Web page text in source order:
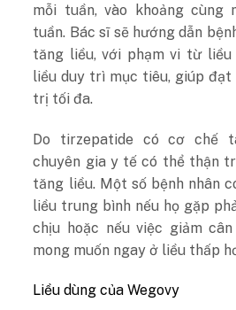
mỗi tuần, vào khoảng cùng
tuần. Bác sĩ sẽ hướng dẫn
tăng liều, với phạm vi từ
liều duy trì mục tiêu, giúp đạt
trị tối đa.
Do tirzepatide có cơ chế
chuyên gia y tế có thể thận
tăng liều. Một số bệnh nhân
liều trung bình nếu họ gặp
chịu hoặc nếu việc giảm
mong muốn ngay ở liều thấp
Liều dùng của Wegovy